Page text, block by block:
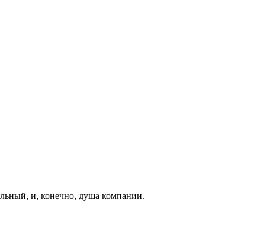
и, конечно, душа компании.